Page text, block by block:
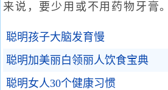
来说，要少用或不用药物牙膏。
聪明孩子大脑发育慢
聪明加美丽白领丽人饮食宝典
聪明女人30个健康习惯